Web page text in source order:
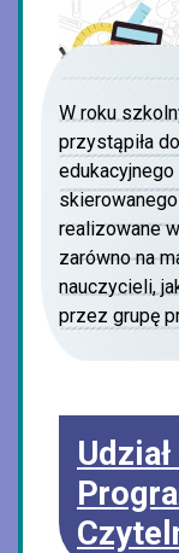
W roku
przystąpiła
edukacyjnego
realizowane
zarówno na
nauczycieli,
przez grupę